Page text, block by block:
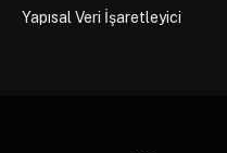
Yapısal Veri İşaretleyici